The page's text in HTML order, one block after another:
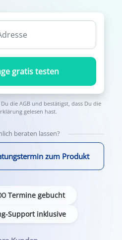
gratis testen
die AGBund bestätigst, dass Du die
gelesen hast.
beraten lassen?
zum Produkt
Termine gebucht
Support inklusive